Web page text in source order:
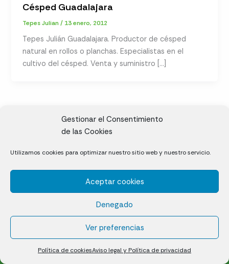
Gestionar el Consentimiento
de las Cookies
Utilizamos cookies para optimizar nuestro sitio web y nuestro servicio.
Aceptar cookies
Denegado
Ver preferencias
Política de cookiesAviso legal y Política de privacidad
Césped Guadalajara
Tepes Julian/ 13 enero, 2012
Tepes Julián Guadalajara. Productor de césped
natural en rollos o planchas. Especialistas en el
cultivo del césped. Venta y suministro […]
Cáceres
Césped natural en tepes
Política de cookies (UE)
Aviso legal y Política de privacidad
¿Quiénes somos?
Contacto